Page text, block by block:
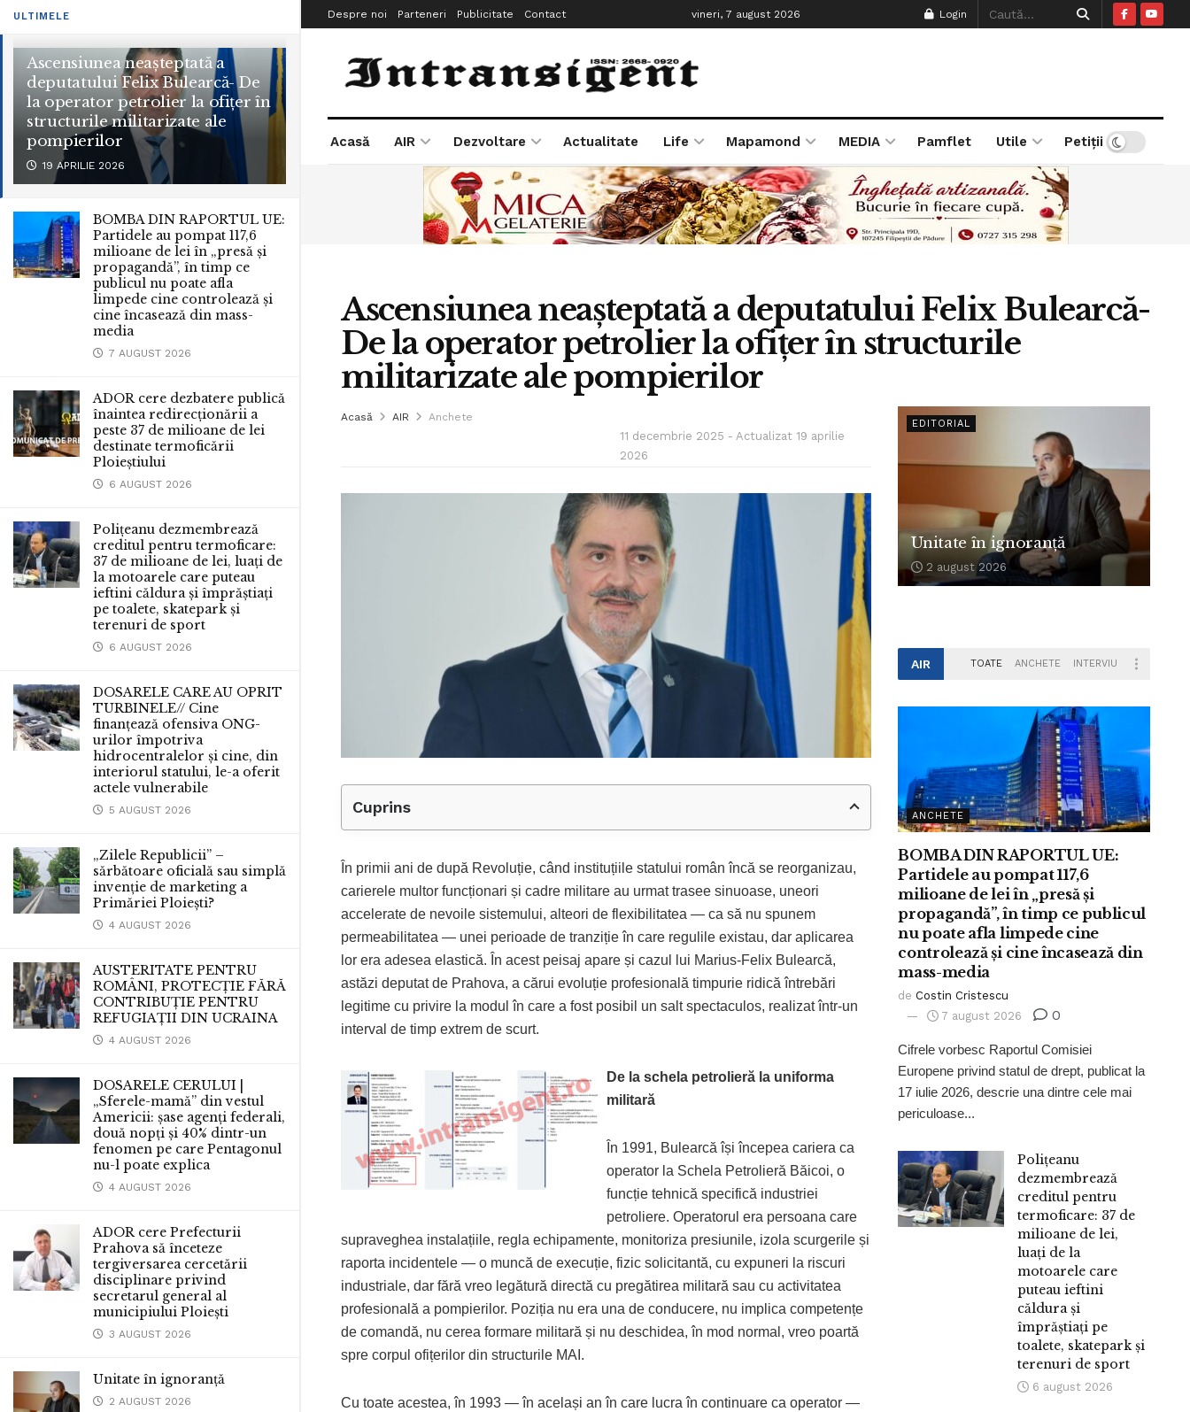
ULTIMELE
Ascensiunea neașteptată a
deputatului Felix Bulearcă- De
la operator petrolier la ofițer în
structurile militarizate ale
pompierilor
19 APRILIE 2026
BOMBA DIN RAPORTUL UE:
Partidele au pompat 117,6
milioane de lei în „presă și
propagandă”, în timp ce
publicul nu poate afla
limpede cine controlează și
cine încasează din mass-
media
7 AUGUST 2026
ADOR cere dezbatere publică
înaintea redirecționării a
peste 37 de milioane de lei
destinate termoficării
Ploieștiului
6 AUGUST 2026
Polițeanu dezmembrează
creditul pentru termoficare:
37 de milioane de lei, luați de
la motoarele care puteau
ieftini căldura și împrăștiați
pe toalete, skatepark și
terenuri de sport
6 AUGUST 2026
DOSARELE CARE AU OPRIT
TURBINELE// Cine
finanțează ofensiva ONG-
urilor împotriva
hidrocentralelor și cine, din
interiorul statului, le-a oferit
actele vulnerabile
5 AUGUST 2026
„Zilele Republicii” –
sărbătoare oficială sau simplă
invenție de marketing a
Primăriei Ploiești?
4 AUGUST 2026
AUSTERITATE PENTRU
ROMÂNI, PROTECȚIE FĂRĂ
CONTRIBUȚIE PENTRU
REFUGIAȚII DIN UCRAINA
4 AUGUST 2026
DOSARELE CERULUI |
„Sferele-mamă” din vestul
Americii: șase agenți federali,
două nopți și 40% dintr-un
fenomen pe care Pentagonul
nu-l poate explica
4 AUGUST 2026
ADOR cere Prefecturii
Prahova să înceteze
tergiversarea cercetării
disciplinare privind
secretarul general al
municipiului Ploiești
3 AUGUST 2026
Unitate în ignoranță
2 AUGUST 2026
Despre noi Parteneri Publicitate Contact vineri, 7 august 2026 Login
Acasă AIR Dezvoltare Actualitate Life Mapamond MEDIA Pamflet Utile Petiții
Ascensiunea neașteptată a deputatului Felix Bulearcă-
De la operator petrolier la ofițer în structurile
militarizate ale pompierilor
Acasă AIR Anchete
11 decembrie 2025 - Actualizat 19 aprilie
2026
Cuprins
În primii ani de după Revoluție, când instituțiile statului român încă se reorganizau,
carierele multor funcționari și cadre militare au urmat trasee sinuoase, uneori
accelerate de nevoile sistemului, alteori de flexibilitatea — ca să nu spunem
permeabilitatea — unei perioade de tranziție în care regulile existau, dar aplicarea
lor era adesea elastică. În acest peisaj apare și cazul lui Marius-Felix Bulearcă,
astăzi deputat de Prahova, a cărui evoluție profesională timpurie ridică întrebări
legitime cu privire la modul în care a fost posibil un salt spectaculos, realizat într-un
interval de timp extrem de scurt.
De la schela petrolieră la uniforma
militară
În 1991, Bulearcă își începea cariera ca
operator la Schela Petrolieră Băicoi, o
funcție tehnică specifică industriei
petroliere. Operatorul era persoana care
supraveghea instalațiile, regla echipamente, monitoriza presiunile, izola scurgerile și
raporta incidentele — o muncă de execuție, fizic solicitantă, cu expuneri la riscuri
industriale, dar fără vreo legătură directă cu pregătirea militară sau cu activitatea
profesională a pompierilor. Poziția nu era una de conducere, nu implica competențe
de comandă, nu cerea formare militară și nu deschidea, în mod normal, vreo poartă
spre corpul ofițerilor din structurile MAI.
Cu toate acestea, în 1993 — în același an în care lucra în continuare ca operator —
EDITORIAL
Unitate în ignoranță
2 august 2026
AIR TOATE ANCHETE INTERVIU
ANCHETE
BOMBA DIN RAPORTUL UE:
Partidele au pompat 117,6
milioane de lei în „presă și
propagandă”, în timp ce publicul
nu poate afla limpede cine
controlează și cine încasează din
mass-media
de Costin Cristescu
7 august 2026
0
Cifrele vorbesc Raportul Comisiei
Europene privind statul de drept, publicat la
17 iulie 2026, descrie una dintre cele mai
periculoase...
Polițeanu
dezmembrează
creditul pentru
termoficare: 37 de
milioane de lei,
luați de la
motoarele care
puteau ieftini
căldura și
împrăștiați pe
toalete, skatepark și
terenuri de sport
6 august 2026